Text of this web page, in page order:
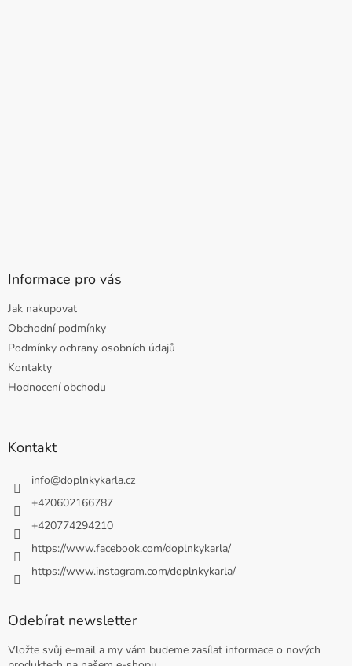
Informace pro vás
Jak nakupovat
Obchodní podmínky
Podmínky ochrany osobních údajů
Kontakty
Hodnocení obchodu
Kontakt
info@doplnkykarla.cz
+420602166787
+420774294210
https://www.facebook.com/doplnkykarla/
https://www.instagram.com/doplnkykarla/
Odebírat newsletter
Vložte svůj e-mail a my vám budeme zasílat informace o nových